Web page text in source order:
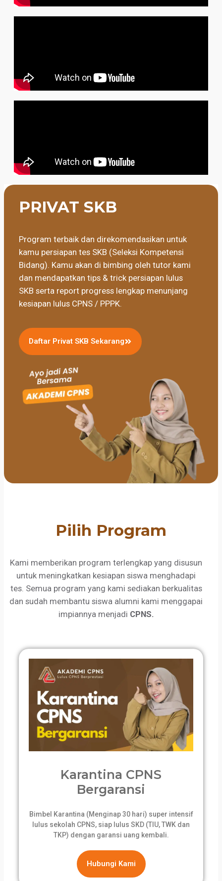
PRIVAT SKB
Program terbaik dan direkomendasikan untuk
kamu persiapan tes SKB (Seleksi Kompetensi
Bidang). Kamu akan di bimbing oleh tutor kami
dan mendapatkan tips & trick persiapan lulus
SKB serta report progress lengkap menunjang
kesiapan lulus CPNS / PPPK.
Daftar Privat SKB Sekarang
Pilih Program
Kami memberikan program terlengkap yang disusun
untuk meningkatkan kesiapan siswa menghadapi
tes. Semua program yang kami sediakan berkualitas
dan sudah membantu siswa alumni kami menggapai
impiannya menjadi CPNS.
Karantina CPNS
Bergaransi
Bimbel Karantina (Menginap 30 hari) super intensif
lulus sekolah CPNS, siap lulus SKD (TIU, TWK dan
TKP) dengan garansi uang kembali.
Hubungi Kami